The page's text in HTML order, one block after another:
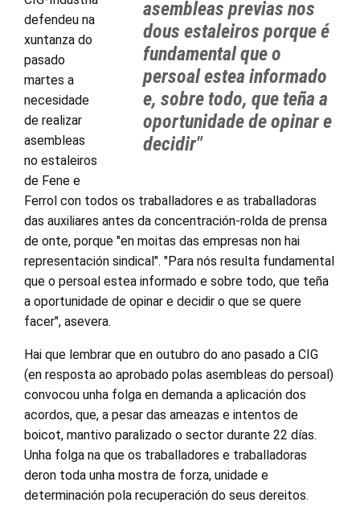
asembleas previas nos
dous estaleiros porque é
fundamental que o
persoal estea informado
e, sobre todo, que teña a
oportunidade de opinar e
decidir"
defendeu na
xuntanza do
pasado
martes a
necesidade
de realizar
asembleas
no estaleiros
de Fene e
Ferrol con todos os traballadores e as traballadoras
das auxiliares antes da concentración-rolda de prensa
de onte, porque "en moitas das empresas non hai
representación sindical". "Para nós resulta fundamental
que o persoal estea informado e sobre todo, que teña
a oportunidade de opinar e decidir o que se quere
facer", asevera.
Hai que lembrar que en outubro do ano pasado a CIG
(en resposta ao aprobado polas asembleas do persoal)
convocou unha folga en demanda a aplicación dos
acordos, que, a pesar das ameazas e intentos de
boicot, mantivo paralizado o sector durante 22 días.
Unha folga na que os traballadores e traballadoras
deron toda unha mostra de forza, unidade e
determinación pola recuperación do seus dereitos.